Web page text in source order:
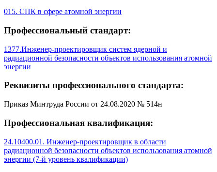
015. СПК в сфере атомной энергии
Профессиональный стандарт:
1377.Инженер-проектировщик систем ядерной и
радиационной безопасности объектов использования атомной
энергии
Реквизиты профессионального стандарта:
Приказ Минтруда России от 24.08.2020 № 514н
Профессиональная квалификация:
24.10400.01. Инженер-проектировщик в области
радиационной безопасности объектов использования атомной
энергии (7-й уровень квалификации)